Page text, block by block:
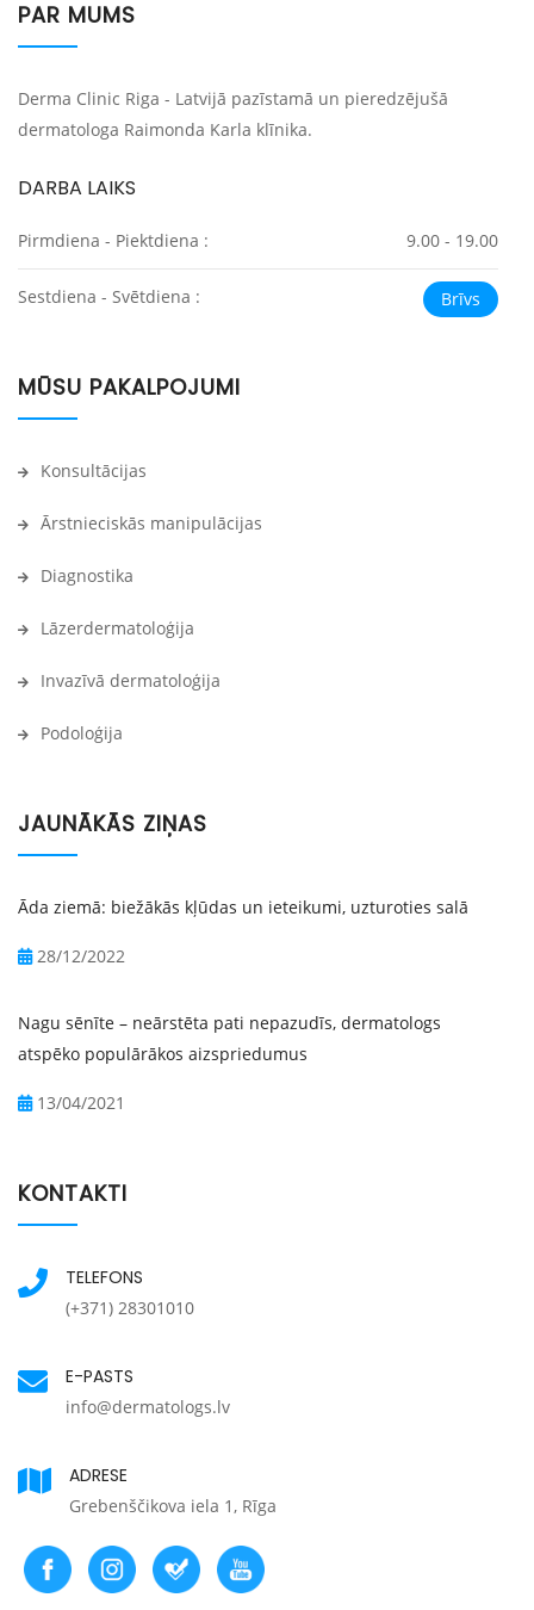
PAR MUMS
Derma Clinic Riga - Latvijā pazīstamā un pieredzējušā
dermatologa Raimonda Karla klīnika.
DARBA LAIKS
Pirmdiena - Piektdiena : 9.00 - 19.00
Sestdiena - Svētdiena : Brīvs
MŪSU PAKALPOJUMI
Konsultācijas
Ārstnieciskās manipulācijas
Diagnostika
Lāzerdermatoloģija
Invazīvā dermatoloģija
Podoloģija
JAUNĀKĀS ZIŅAS
Āda ziemā: biežākās kļūdas un ieteikumi, uzturoties salā
28/12/2022
Nagu sēnīte – neārstēta pati nepazudīs, dermatologs
atspēko populārākos aizspriedumus
13/04/2021
KONTAKTI
TELEFONS
(+371) 28301010
E-PASTS
info@dermatologs.lv
ADRESE
Grebenščikova iela 1, Rīga